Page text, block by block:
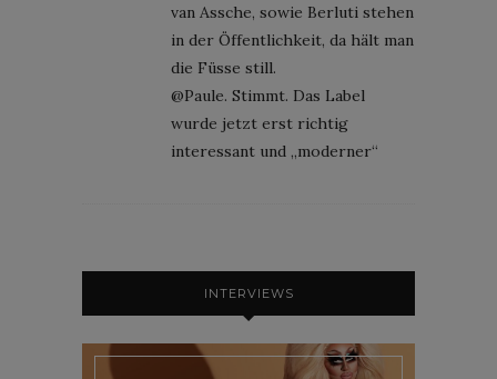
van Assche, sowie Berluti stehen
in der Öffentlichkeit, da hält man
die Füsse still.
@Paule. Stimmt. Das Label
wurde jetzt erst richtig
interessant und „moderner“
INTERVIEWS